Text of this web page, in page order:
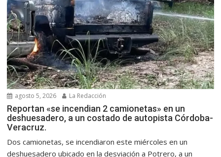
agosto 5, 2026 La Redacción
Reportan «se incendian 2 camionetas» en un
deshuesadero, a un costado de autopista Córdoba-
Veracruz.
Dos camionetas, se incendiaron este miércoles en un
deshuesadero ubicado en la desviación a Potrero, a un